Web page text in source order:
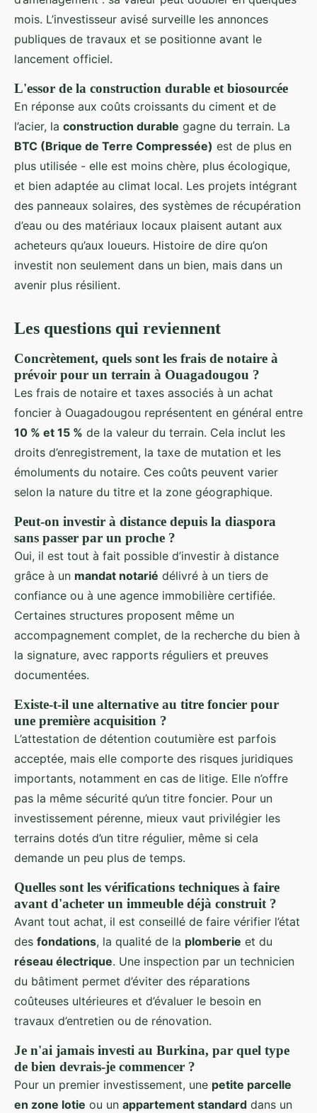
mois. L’investisseur avisé surveille les annonces
publiques de travaux et se positionne avant le
lancement officiel.
L'essor de la construction durable et biosourcée
En réponse aux coûts croissants du ciment et de
l’acier, la construction durable gagne du terrain. La
BTC (Brique de Terre Compressée) est de plus en
plus utilisée - elle est moins chère, plus écologique,
et bien adaptée au climat local. Les projets intégrant
des panneaux solaires, des systèmes de récupération
d’eau ou des matériaux locaux plaisent autant aux
acheteurs qu’aux loueurs. Histoire de dire qu’on
investit non seulement dans un bien, mais dans un
avenir plus résilient.
Les questions qui reviennent
Concrètement, quels sont les frais de notaire à
prévoir pour un terrain à Ouagadougou ?
Les frais de notaire et taxes associés à un achat
foncier à Ouagadougou représentent en général entre
10 % et 15 % de la valeur du terrain. Cela inclut les
droits d’enregistrement, la taxe de mutation et les
émoluments du notaire. Ces coûts peuvent varier
selon la nature du titre et la zone géographique.
Peut-on investir à distance depuis la diaspora
sans passer par un proche ?
Oui, il est tout à fait possible d’investir à distance
grâce à un mandat notarié délivré à un tiers de
confiance ou à une agence immobilière certifiée.
Certaines structures proposent même un
accompagnement complet, de la recherche du bien à
la signature, avec rapports réguliers et preuves
documentées.
Existe-t-il une alternative au titre foncier pour
une première acquisition ?
L’attestation de détention coutumière est parfois
acceptée, mais elle comporte des risques juridiques
importants, notamment en cas de litige. Elle n’offre
pas la même sécurité qu’un titre foncier. Pour un
investissement pérenne, mieux vaut privilégier les
terrains dotés d’un titre régulier, même si cela
demande un peu plus de temps.
Quelles sont les vérifications techniques à faire
avant d'acheter un immeuble déjà construit ?
Avant tout achat, il est conseillé de faire vérifier l’état
des fondations, la qualité de la plomberie et du
réseau électrique. Une inspection par un technicien
du bâtiment permet d’éviter des réparations
coûteuses ultérieures et d’évaluer le besoin en
travaux d’entretien ou de rénovation.
Je n'ai jamais investi au Burkina, par quel type
de bien devrais-je commencer ?
Pour un premier investissement, une petite parcelle
en zone lotie ou un appartement standard dans un